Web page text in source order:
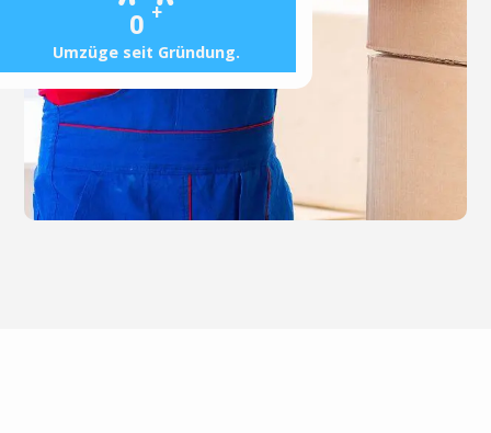
0 +
Umzüge seit Gründung.